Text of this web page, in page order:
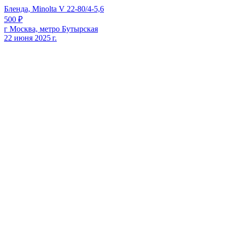
Бленда, Minolta V 22-80/4-5,6
500 ₽
г Москва, метро Бутырская
22 июня 2025 г.